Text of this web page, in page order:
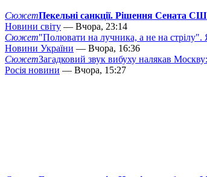
СюжетПекельні санкції. Рішення Сената
Новини світу — Вчора, 23:14
Сюжет"Полювати на лучника, а не на стрілу".
Новини України — Вчора, 16:36
СюжетЗагадковий звук вибуху налякав
Росія новини — Вчора, 15:27